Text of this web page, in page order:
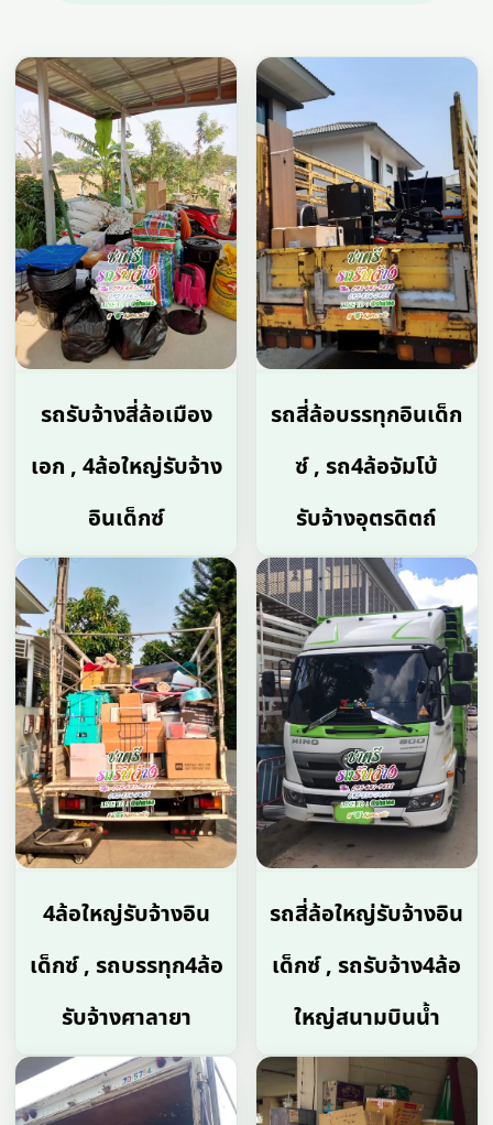
รถรับจ้างสี่ล้อเมือง
เอก , 4ล้อใหญ่รับจ้าง
อินเด็กซ์
รถสี่ล้อบรรทุกอินเด็ก
ซ์ , รถ4ล้อจัมโบ้
รับจ้างอุตรดิตถ์
4ล้อใหญ่รับจ้างอิน
เด็กซ์ , รถบรรทุก4ล้อ
รับจ้างศาลายา
รถสี่ล้อใหญ่รับจ้างอิน
เด็กซ์ , รถรับจ้าง4ล้อ
ใหญ่สนามบินน้ำ